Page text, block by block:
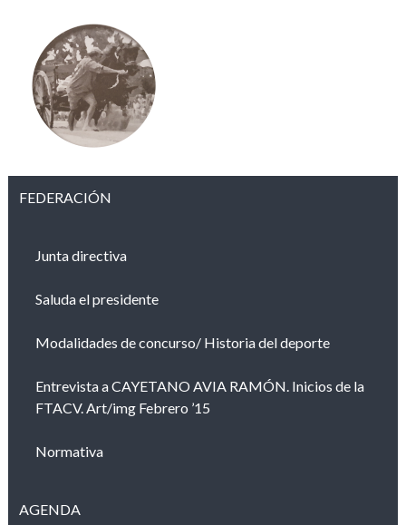
FEDERACIÓN
Junta directiva
Saluda el presidente
Modalidades de concurso/ Historia del deporte
Entrevista a CAYETANO AVIA RAMÓN. Inicios de la
FTACV. Art/img Febrero ’15
Normativa
AGENDA